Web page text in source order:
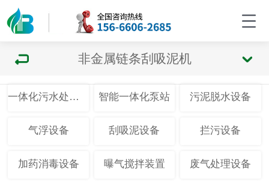
非金属链条刮吸泥机
一体化污水处理设备 智能一体化泵站 污泥脱水设备
气浮设备 刮吸泥设备 拦污设备
加药消毒设备 曝气搅拌装置 废气处理设备